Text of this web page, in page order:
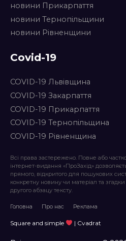
новини Прикарпаття
новини Тернопільщини
новини Рівненщини
Covid-19
COVID-19 Львівщина
COVID-19 Закарпаття
COVID-19 Прикарпаття
COVID-19 Тернопільщина
COVID-19 Рівненщина
Всі права застережено. Повне або
інтернет-видання «ПроЗахід»
прямого, відкритого для пошукових
конкретну новину чи матеріал та
другого абзацу тексту.
Головна Про нас Реклама
Square and simple | Cvadrat